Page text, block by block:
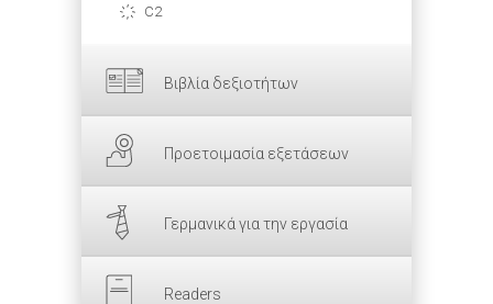
C2
Βιβλία δεξιοτήτων
Προετοιμασία εξετάσεων
Γερμανικά για την εργασία
Readers